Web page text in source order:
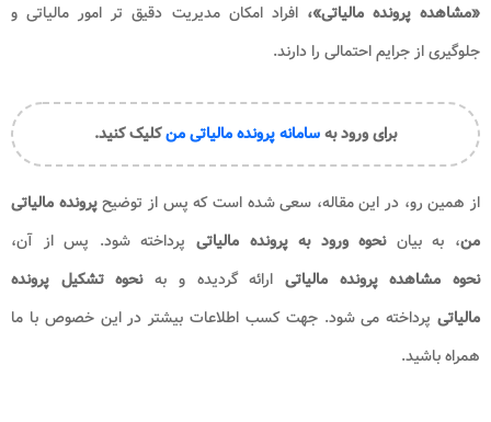
«مشاهده پرونده مالیاتی»، افراد امکان مدیریت دقیق تر امور مالیاتی و
جلوگیری از جرایم احتمالی را دارند.
برای ورود بهسامانه پرونده مالیاتی منکلیک کنید.
از همین رو، در این مقاله، سعی شده است که پس از توضیحپرونده مالیاتی
من، به بیان نحوه ورود به پرونده مالیاتی پرداخته شود. پس از آن،
نحوه مشاهده پرونده مالیاتی ارائه گردیده و بهنحوه تشکیل پرونده
مالیاتی پرداخته می شود. جهت کسب اطلاعات بیشتر در این خصوص با ما
همراه باشید.